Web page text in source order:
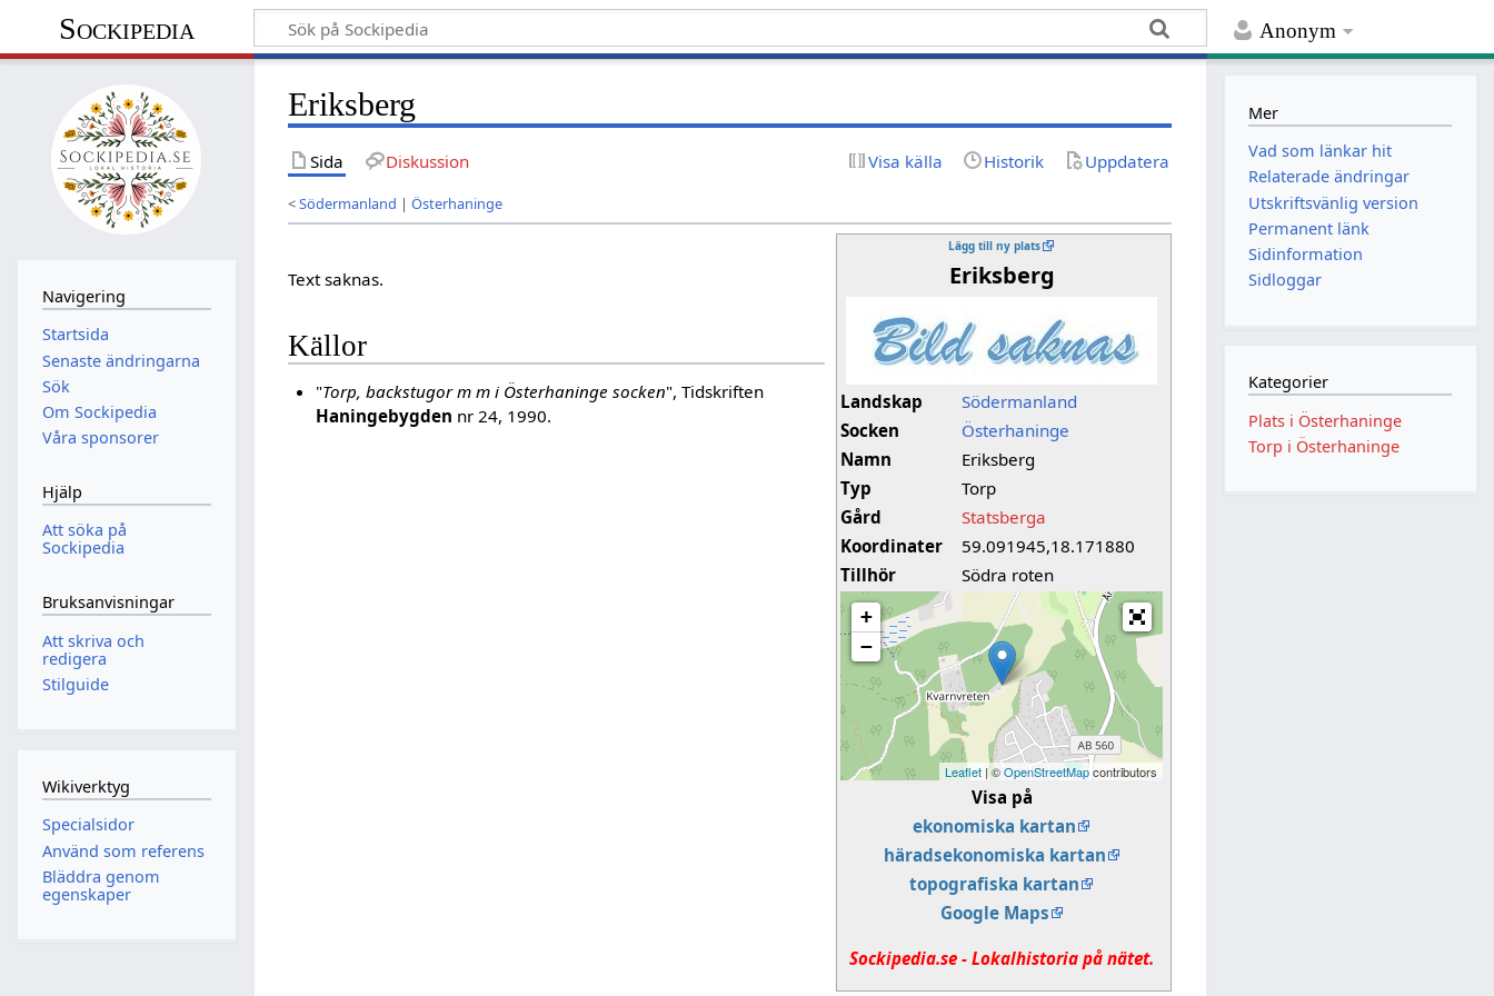
Anonym
Sockipedia
Eriksberg
Sida Diskussion Visa källa Historik Uppdatera
<Södermanland |Österhaninge
Lägg till ny plats
Eriksberg
Landskap
Södermanland
Socken
Österhaninge
Namn
Eriksberg
Typ
Torp
Gård
Statsberga
Koordinater
59.091945,18.171880
Tillhör
Södra roten
+
−
Leaflet | ©OpenStreetMapcontributors
Visa på
ekonomiska kartan
häradsekonomiska kartan
topografiska kartan
Google Maps
Sockipedia.se - Lokalhistoria på nätet.
Text saknas.
Källor
"Torp, backstugor m m i Österhaninge socken", Tidskriften
Haningebygden nr 24, 1990.
Navigering
Startsida
Senaste ändringarna
Sök
Om Sockipedia
Våra sponsorer
Hjälp
Att söka på
Sockipedia
Bruksanvisningar
Att skriva och
redigera
Stilguide
Wikiverktyg
Specialsidor
Använd som referens
Bläddra genom
egenskaper
Mer
Vad som länkar hit
Relaterade ändringar
Utskriftsvänlig version
Permanent länk
Sidinformation
Sidloggar
Kategorier
Plats i Österhaninge
Torp i Österhaninge